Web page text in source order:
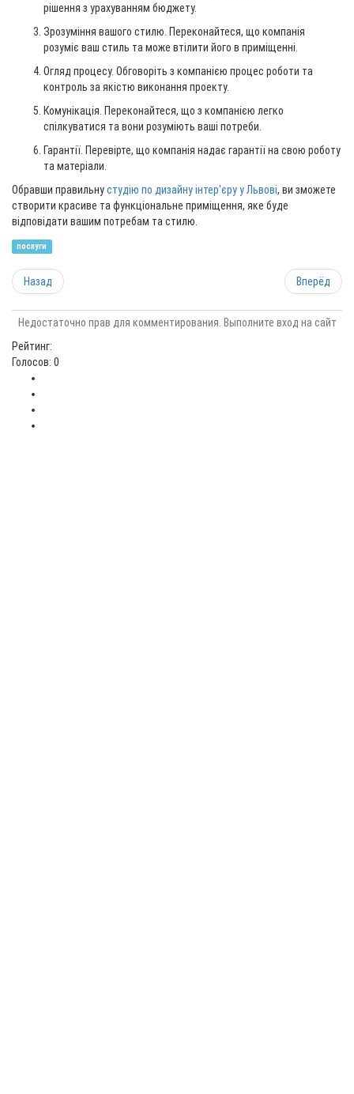
рішення з урахуванням бюджету.
Зрозуміння вашого стилю. Переконайтеся, що компанія
розуміє ваш стиль та може втілити його в приміщенні.
Огляд процесу. Обговоріть з компанією процес роботи та
контроль за якістю виконання проекту.
Комунікація. Переконайтеся, що з компанією легко
спілкуватися та вони розуміють ваші потреби.
Гарантії. Перевірте, що компанія надає гарантії на свою роботу
та матеріали.
Обравши правильнустудію по дизайну інтер'єру у Львові, ви зможете
створити красиве та функціональне приміщення, яке буде
відповідати вашим потребам та стилю.
послуги
Назад Вперёд
Недостаточно прав для комментирования. Выполните вход на сайт
Рейтинг:
Голосов: 0